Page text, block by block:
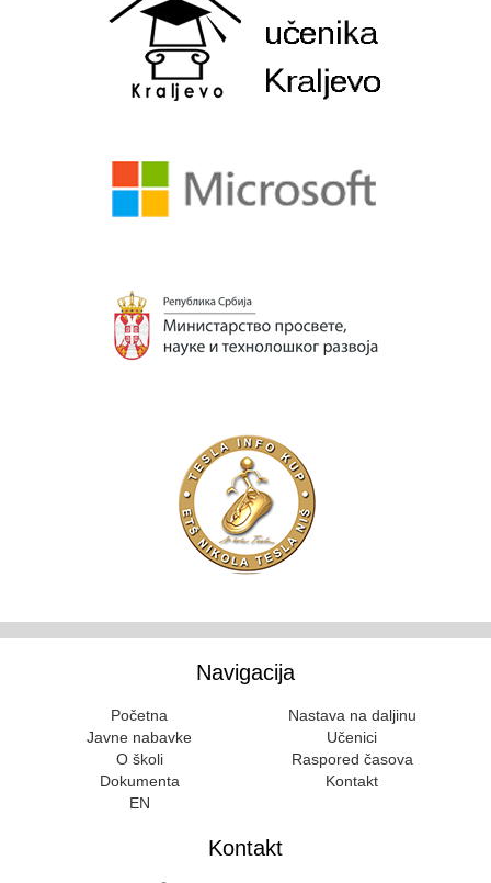
Navigacija
Početna
Nastava na daljinu
Javne nabavke
Učenici
O školi
Raspored časova
Dokumenta
Kontakt
EN
Kontakt